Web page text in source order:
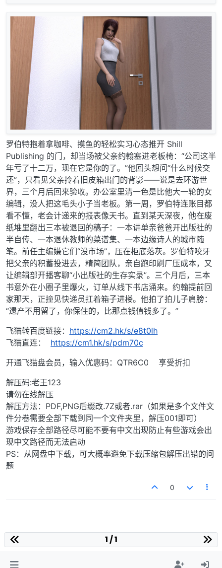
罗伯特抱着拿咖啡、摸鱼的轻松实习心态推开 Shill
Publishing 的门，却当场被父亲约翰塞进老板椅：“公司这半
年亏了十二万，现在它是你的了。”他回头想问“什么时候交
还”，只看见父亲拎着旧皮箱出门的背影——说是去环游世
界，三个月后回来验收。办公室里清一色是比他大一轮的女
编辑，没人把这毛头小子当老板。第一周，罗伯特连账目都
看不懂，老会计递来的报表像天书。直到某天深夜，他在废
纸堆里翻出三本被退回的稿子：一本讲单亲爸爸开出版社的
半自传、一本退休教师的菜谱集、一本边缘诗人的城市随
笔。前任主编嫌它们“没市场”，压在柜底落灰。罗伯特咬牙
把父亲的积蓄投进去，精简团队，亲自跑印刷厂压成本，又
让编辑部开播客聊“小出版社的生存实录”。三个月后，三本
书意外在小圈子里爆火，订单从线下书店涌来。约翰提前回
家那天，正撞见快递员扛着箱子进楼。他拍了拍儿子肩膀：
“遗产不用留了，你保住的，比那点钱值钱多了。”
飞猫转百度链接： https://cm2.hk/s/e8t0lh
飞猫直连： https://cm1.hk/s/pdm70c
开通飞猫盘会员，输入优惠码：QTR6C0 享受折扣
解压码:老王123
请勿在线解压
解压方法：PDF,PNG后缀改.7Z或者.rar（如果是多个文件文
件分卷需要全部下载到同一个文件夹里，解压001即可）
游戏保存全部路径尽可能不要有中文出现防止有些游戏会出
现中文路径而无法启动
PS：从网盘中下载，可大概率避免下载压缩包解压出错的问
题
0
1 / 1